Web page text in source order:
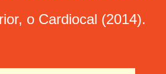
o Cardiocal (2014).